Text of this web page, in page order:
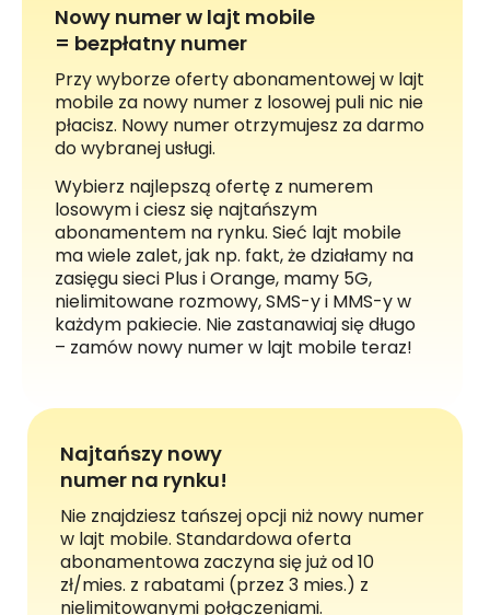
Nowy numer w lajt mobile
= bezpłatny numer
Przy wyborze oferty abonamentowej w lajt
mobile za nowy numer z losowej puli nic nie
płacisz. Nowy numer otrzymujesz za darmo
do wybranej usługi.
Wybierz najlepszą ofertę z numerem
losowym i ciesz się najtańszym
abonamentem na rynku. Sieć lajt mobile
ma wiele zalet, jak np. fakt, że działamy na
zasięgu sieci Plus i Orange, mamy 5G,
nielimitowane rozmowy, SMS-y i MMS-y w
każdym pakiecie. Nie zastanawiaj się długo
– zamów nowy numer w lajt mobile teraz!
Najtańszy nowy
numer na rynku!
Nie znajdziesz tańszej opcji niż nowy numer
w lajt mobile. Standardowa oferta
abonamentowa zaczyna się już od 10
zł/mies. z rabatami (przez 3 mies.) z
nielimitowanymi połączeniami.